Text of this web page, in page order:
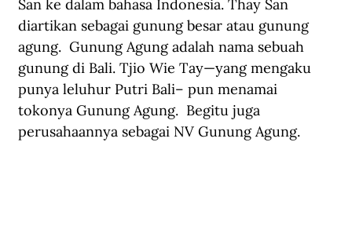
San ke dalam bahasa Indonesia. Thay San
diartikan sebagai gunung besar atau gunung
agung.  Gunung Agung adalah nama sebuah
gunung di Bali. Tjio Wie Tay—yang mengaku
punya leluhur Putri Bali– pun menamai
tokonya Gunung Agung.  Begitu juga
perusahaannya sebagai NV Gunung Agung.